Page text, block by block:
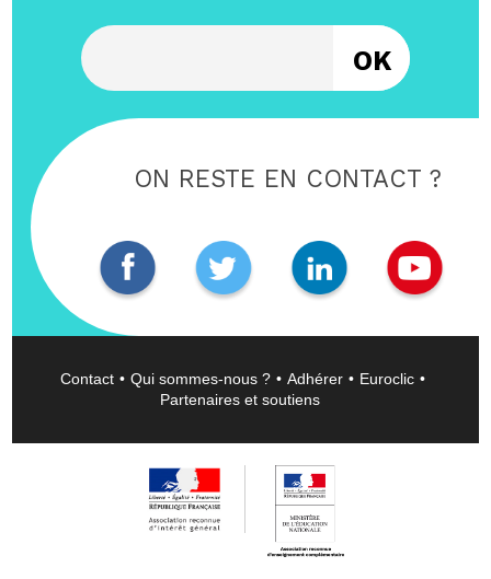
ON RESTE EN CONTACT ?
Contact Qui sommes-nous ? Adhérer
Euroclic
Partenaires et soutiens